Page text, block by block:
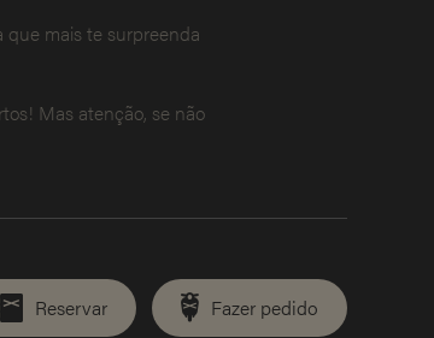
que mais te surpreenda
Mas atenção, se não
Reservar Fazer pedido